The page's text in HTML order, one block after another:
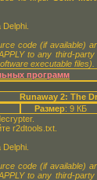
code (if available)
to any third-
executable files).
программ
Runaway 2: The
Размер: 9 КБ
r2dtools.txt.
code (if available)
to any third-